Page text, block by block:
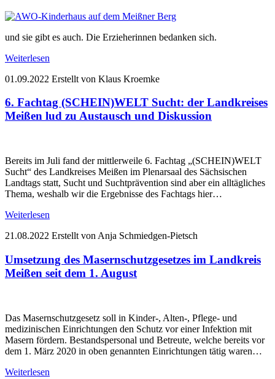
und sie gibt es auch. Die Erzieherinnen bedanken sich.
Weiterlesen
01.09.2022 Erstellt von Klaus Kroemke
6. Fachtag (SCHEIN)WELT Sucht: der Landkreises
Meißen lud zu Austausch und Diskussion
Bereits im Juli fand der mittlerweile 6. Fachtag „(SCHEIN)WELT
Sucht“ des Landkreises Meißen im Plenarsaal des Sächsischen
Landtags statt, Sucht und Suchtprävention sind aber ein alltägliches
Thema, weshalb wir die Ergebnisse des Fachtags hier…
Weiterlesen
21.08.2022 Erstellt von Anja Schmiedgen-Pietsch
Umsetzung des Masernschutzgesetzes im Landkreis
Meißen seit dem 1. August
Das Masernschutzgesetz soll in Kinder-, Alten-, Pflege- und
medizinischen Einrichtungen den Schutz vor einer Infektion mit
Masern fördern. Bestandspersonal und Betreute, welche bereits vor
dem 1. März 2020 in oben genannten Einrichtungen tätig waren…
Weiterlesen